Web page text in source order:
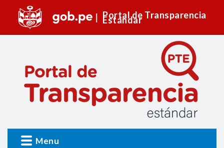
Portal de Transparencia
Estándar
Menu